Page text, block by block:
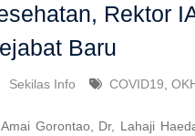
Rektor
Baru
Sekilas Info COVID19 ,
Gorontao, Dr, Lahaji